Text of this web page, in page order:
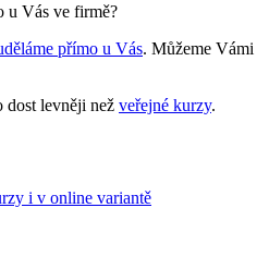
u Vás ve firmě?
přímo u Vás. Můžeme Vámi
dost levněji než veřejné kurzy.
i v online variantě